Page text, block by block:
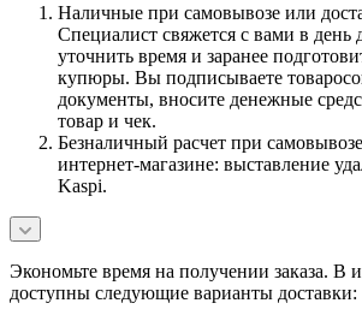
Наличные при самовывозе или
Специалист свяжется с вами в день
уточнить время и заранее
купюры. Вы подписываете
документы, вносите денежные
товар и чек.
Безналичный расчет при
интернет-магазине: выставление
Kaspi.
Экономьте время на получении заказа. В
доступны следующие варианты доставки: